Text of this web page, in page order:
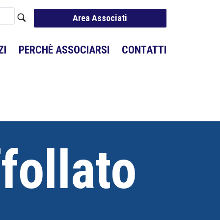
Area Associati
PERCHÈ ASSOCIARSI CONTATTI